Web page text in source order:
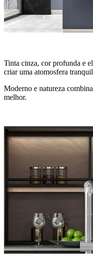
Tinta cinza, cor profunda e
criar uma atomosfera
Moderno e natureza
melhor.